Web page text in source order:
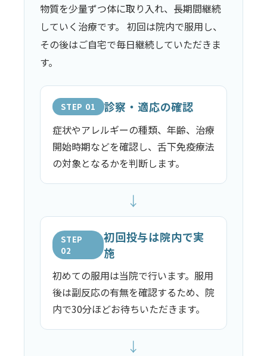
物質を少量ずつ体に取り入れ、長期間継続
していく治療です。 初回は院内で服用し、
その後はご自宅で毎日継続していただきま
す。
STEP 01 診察・適応の確認
症状やアレルギーの種類、年齢、治療
開始時期などを確認し、舌下免疫療法
の対象となるかを判断します。
↓
STEP
02
初回投与は院内で実
施
初めての服用は当院で行います。服用
後は副反応の有無を確認するため、院
内で30分ほどお待ちいただきます。
↓